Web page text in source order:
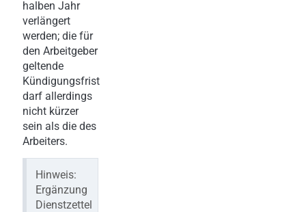
halben Jahr
verlängert
werden; die für
den Arbeitgeber
geltende
Kündigungsfrist
darf allerdings
nicht kürzer
sein als die des
Arbeiters.
Hinweis:
Ergänzung
Dienstzettel